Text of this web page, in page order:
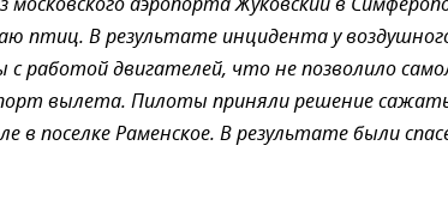
птиц. В результате инцидента у
с работой двигателей, что не позволило
вылета. Пилоты приняли решение
в поселке Раменское. В результате были